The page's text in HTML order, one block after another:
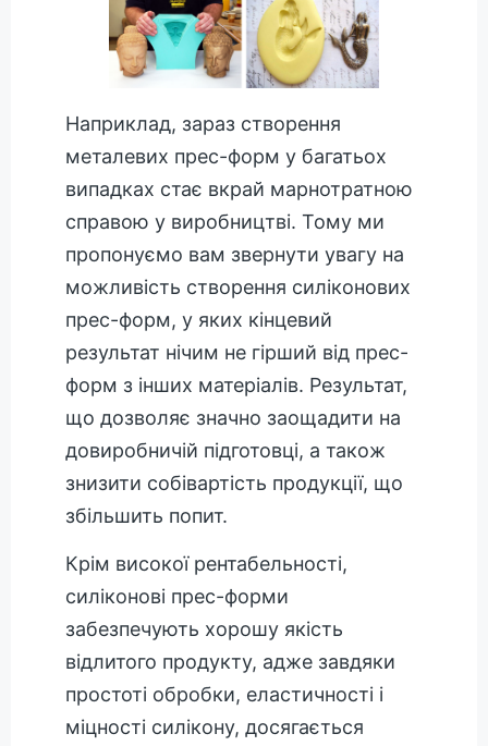
Наприклад, зараз створення
металевих прес-форм у багатьох
випадках стає вкрай марнотратною
справою у виробництві. Тому ми
пропонуємо вам звернути увагу на
можливість створення силіконових
прес-форм, у яких кінцевий
результат нічим не гірший від прес-
форм з інших матеріалів. Результат,
що дозволяє значно заощадити на
довиробничій підготовці, а також
знизити собівартість продукції, що
збільшить попит.
Крім високої рентабельності,
силіконові прес-форми
забезпечують хорошу якість
відлитого продукту, адже завдяки
простоті обробки, еластичності і
міцності силікону, досягається